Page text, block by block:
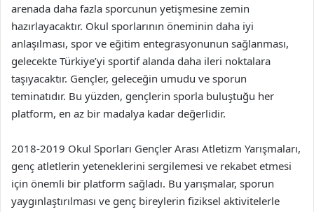
arenada daha fazla sporcunun yetişmesine zemin
hazırlayacaktır. Okul sporlarının öneminin daha iyi
anlaşılması, spor ve eğitim entegrasyonunun sağlanması,
gelecekte Türkiye’yi sportif alanda daha ileri noktalara
taşıyacaktır. Gençler, geleceğin umudu ve sporun
teminatıdır. Bu yüzden, gençlerin sporla buluştuğu her
platform, en az bir madalya kadar değerlidir.
2018-2019 Okul Sporları Gençler Arası Atletizm Yarışmaları,
genç atletlerin yeteneklerini sergilemesi ve rekabet etmesi
için önemli bir platform sağladı. Bu yarışmalar, sporun
yaygınlaştırılması ve genç bireylerin fiziksel aktivitelerle